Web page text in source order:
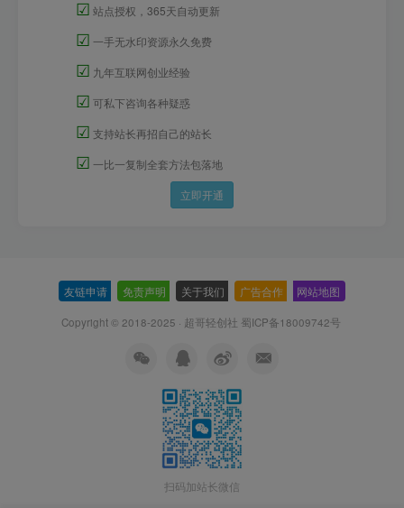
☑ 站点授权，365天自动更新
☑ 一手无水印资源永久免费
☑ 九年互联网创业经验
☑ 可私下咨询各种疑惑
☑ 支持站长再招自己的站长
☑ 一比一复制全套方法包落地
立即开通
友链申请 免责声明 关于我们 广告合作 网站地图
Copyright © 2018-2025 · 超哥轻创社 蜀ICP备18009742号
扫码加站长微信